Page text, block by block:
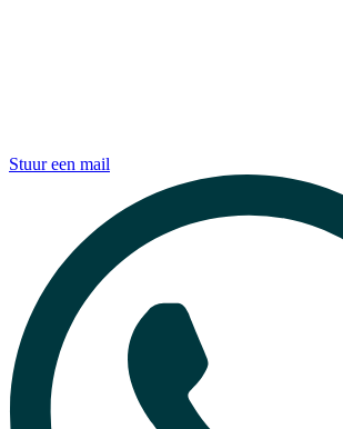
Stuur een mail